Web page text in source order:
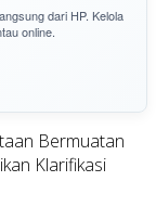
dari HP. Kelola
online.
Bermuatan
Klarifikasi